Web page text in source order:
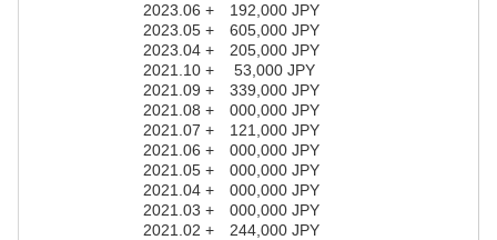
2023.06 + 192,000 JPY
2023.05 + 605,000 JPY
2023.04 + 205,000 JPY
2021.10 + 53,000 JPY
2021.09 + 339,000 JPY
2021.08 + 000,000 JPY
2021.07 + 121,000 JPY
2021.06 + 000,000 JPY
2021.05 + 000,000 JPY
2021.04 + 000,000 JPY
2021.03 + 000,000 JPY
2021.02 + 244,000 JPY